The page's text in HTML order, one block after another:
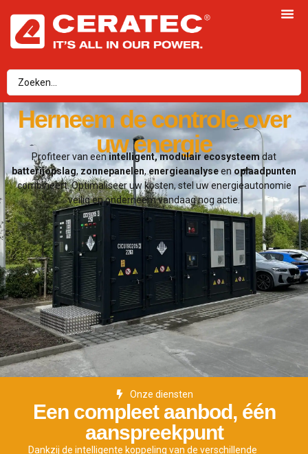
Herneem de controle over
uw energie
Profiteer van een intelligent, modulair ecosysteem dat
batterijopslag, zonnepanelen, energieanalyseen oplaadpunten
combineert. Optimaliseer uw kosten, stel uw energieautonomie
veilig en onderneem vandaag nog actie.
Onze diensten
Een compleet aanbod, één
aanspreekpunt
Dankzij de intelligente koppeling van de verschillende